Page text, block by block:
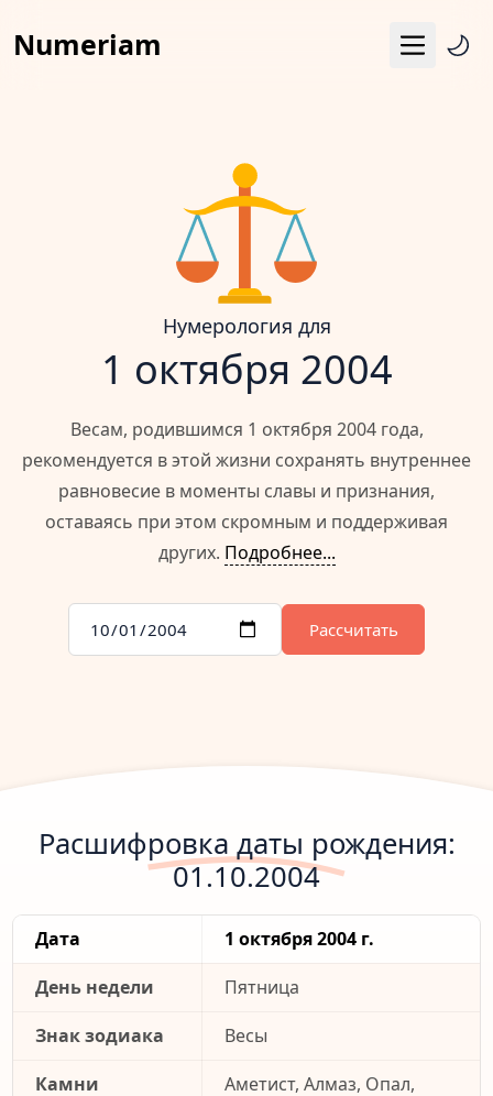
Numeriam Меню
Матрица судьбы
Гороскоп
Календарь
Нумерология для
1 октября 2004
Весам, родившимся 1 октября 2004 года,
рекомендуется в этой жизни сохранять внутреннее
равновесие в моменты славы и признания,
оставаясь при этом скромным и поддерживая
других. Подробнее...
Рассчитать
Расшифровка даты рождения:
01.10.2004
Дата
1 октября 2004 г.
День недели
Пятница
Знак зодиака
Весы
Камни
Аметист, Алмаз, Опал,